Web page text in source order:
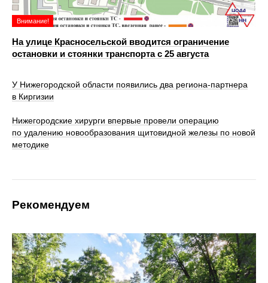
Внимание!
На улице Красносельской вводится ограничение
остановки и стоянки транспорта с 25 августа
У Нижегородской области появились два региона-партнера
в Киргизии
Нижегородские хирурги впервые провели операцию
по удалению новообразования щитовидной железы по новой
методике
Рекомендуем